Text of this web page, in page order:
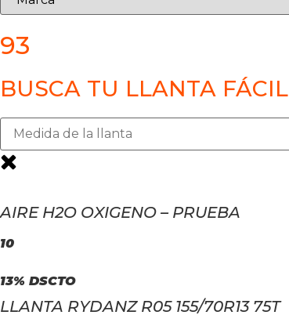
93
BUSCA TU LLANTA FÁCIL
AIRE H2O OXIGENO – PRUEBA
10
13% DSCTO
LLANTA RYDANZ R05 155/70R13 75T